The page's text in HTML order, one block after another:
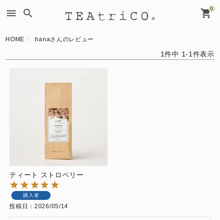
menu search 0
shopping_cart
HOME hanaさんのレビュー
1件中 1-1 件表示
ティート ストロベリー
購入者
投稿日 2026/05/14